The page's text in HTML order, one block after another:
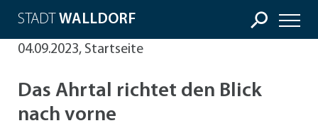
STADT WALLDORF
04.09.2023, Startseite
Das Ahrtal richtet den Blick
nach vorne